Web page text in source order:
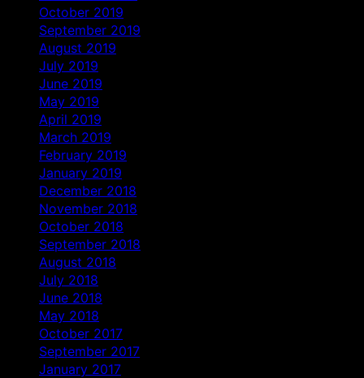
October 2019
September 2019
August 2019
July 2019
June 2019
May 2019
April 2019
March 2019
February 2019
January 2019
December 2018
November 2018
October 2018
September 2018
August 2018
July 2018
June 2018
May 2018
October 2017
September 2017
January 2017